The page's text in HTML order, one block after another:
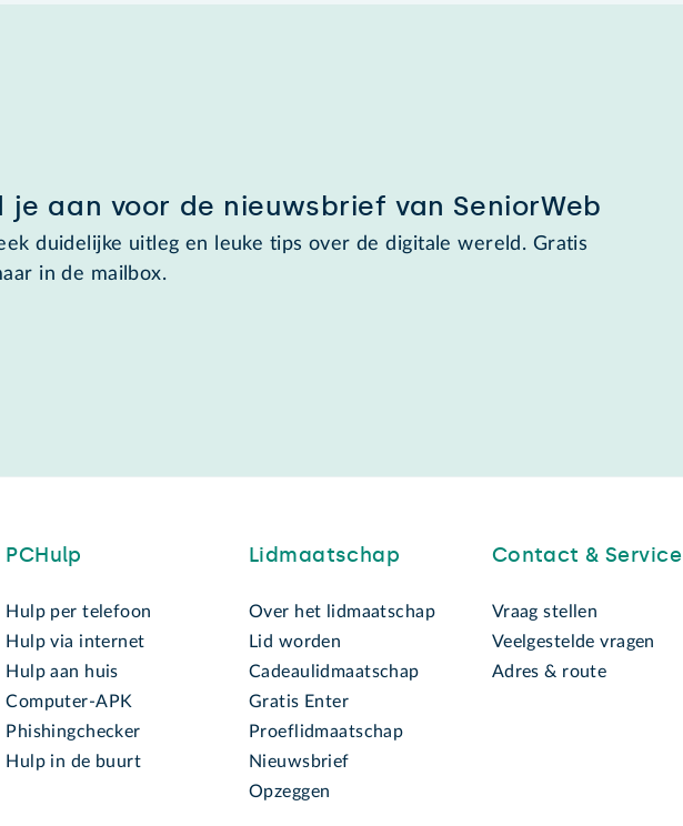
je aan voor de nieuwsbrief van SeniorWeb
duidelijke uitleg en leuke tips over de digitale wereld. Gratis
in de mailbox.
PCHulp
Hulp per telefoon
Hulp via internet
Hulp aan huis
Computer-APK
Phishingchecker
Hulp in de buurt
Lidmaatschap
Over het lidmaatschap
Lid worden
Cadeaulidmaatschap
Gratis Enter
Proeflidmaatschap
Nieuwsbrief
Opzeggen
Contact & Service
Vraag stellen
Veelgestelde vragen
Adres & route